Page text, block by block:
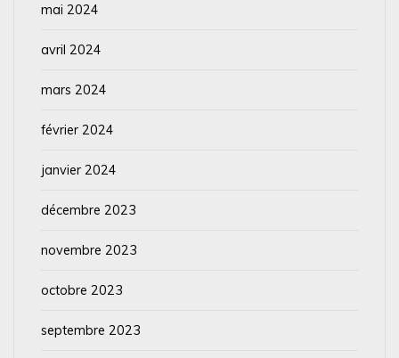
mai 2024
avril 2024
mars 2024
février 2024
janvier 2024
décembre 2023
novembre 2023
octobre 2023
septembre 2023